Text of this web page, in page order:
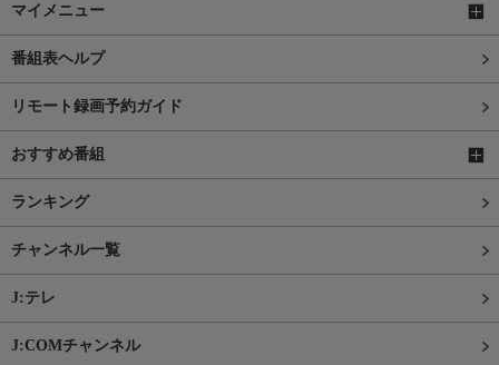
マイメニュー
番組表ヘルプ
リモート録画予約ガイド
おすすめ番組
ランキング
チャンネル一覧
J:テレ
J:COMチャンネル